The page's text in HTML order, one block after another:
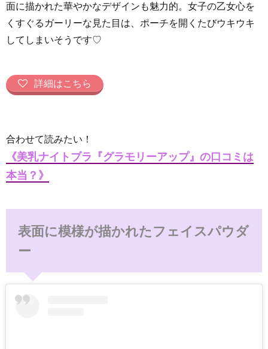
面に描かれた華やかなデザインも魅力的。女子の乙女心を
くすぐるガーリーな見た目は、ポーチを開くたびウキウキ
してしまいそうです♡
詳細はこちら
合わせて読みたい！
《美乳ナイトブラ『グラモリーアップ』の口コミは
本当？》
表面に模様が描かれたフェイスパウダ
ー